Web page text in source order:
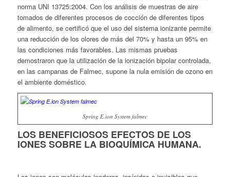
norma UNI 13725:2004. Con los análisis de muestras de aire
tomados de diferentes procesos de cocción de diferentes tipos
de alimento, se certificó que el uso del sistema ionizante permite
una reducción de los olores de más del 70% y hasta un 95% en
las condiciones más favorables. Las mismas pruebas
demostraron que la utilización de la ionización bipolar controlada,
en las campanas de Falmec, supone la nula emisión de ozono en
el ambiente doméstico.
Spring E.ion System falmec
LOS BENEFICIOSOS EFECTOS DE LOS
IONES SOBRE LA BIOQUÍMICA HUMANA.